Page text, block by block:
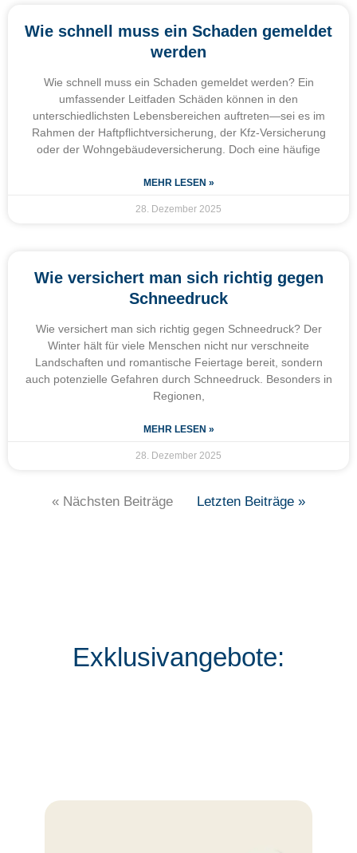
Wie schnell muss ein Schaden gemeldet
werden
Wie schnell muss ein Schaden gemeldet werden? Ein
umfassender Leitfaden Schäden können in den
unterschiedlichsten Lebensbereichen auftreten—sei es im
Rahmen der Haftpflichtversicherung, der Kfz-Versicherung
oder der Wohngebäudeversicherung. Doch eine häufige
MEHR LESEN »
28. Dezember 2025
Wie versichert man sich richtig gegen
Schneedruck
Wie versichert man sich richtig gegen Schneedruck? Der
Winter hält für viele Menschen nicht nur verschneite
Landschaften und romantische Feiertage bereit, sondern
auch potenzielle Gefahren durch Schneedruck. Besonders in
Regionen,
MEHR LESEN »
28. Dezember 2025
« Nächsten Beiträge Letzten Beiträge »
Exklusivangebote: